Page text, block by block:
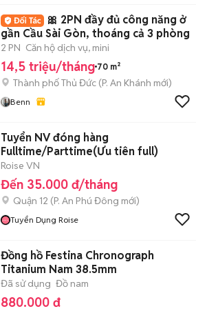
🎀 2PN đầy đủ công năng ở
gần Cầu Sài Gòn, thoáng cả 3 phòng
2 PN Căn hộ dịch vụ, mini
14,5 triệu/tháng 70 m²
Thành phố Thủ Đức (P. An Khánh mới)
Benn
Tuyển NV đóng hàng
Fulltime/Parttime(Ưu tiên full)
Roise VN
Đến 35.000 đ/tháng
Quận 12 (P. An Phú Đông mới)
Tuyển Dụng Roise
Đồng hồ Festina Chronograph
Titanium Nam 38.5mm
Đã sử dụng Đồ nam
880.000 đ